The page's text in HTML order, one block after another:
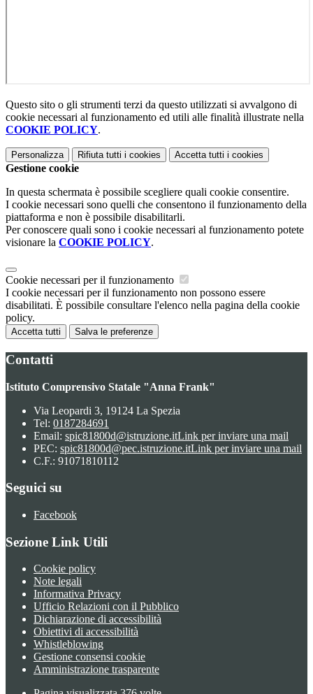
Questo sito o gli strumenti terzi da questo utilizzati si avvalgono di
cookie necessari al funzionamento ed utili alle finalità illustrate nella
COOKIE POLICY.
Personalizza Rifiuta tutti i cookies Accetta tutti i cookies
Gestione cookie
In questa schermata è possibile scegliere quali cookie consentire.
I cookie necessari sono quelli che consentono il funzionamento della
piattaforma e non è possibile disabilitarli.
Per conoscere quali sono i cookie necessari al funzionamento potete
visionare la COOKIE POLICY.
Cookie necessari per il funzionamento
I cookie necessari per il funzionamento non possono essere
disabilitati. È possibile consultare l'elenco nella pagina della cookie
policy.
Accetta tutti Salva le preferenze
Contatti
Istituto Comprensivo Statale "Anna Frank"
Via Leopardi 3, 19124 La Spezia
Tel: 0187284691
Email: spic81800d@istruzione.itLink per inviare una mail
PEC: spic81800d@pec.istruzione.itLink per inviare una mail
C.F.: 91071810112
Seguici su
Facebook
Sezione Link Utili
Cookie policy
Note legali
Informativa Privacy
Ufficio Relazioni con il Pubblico
Dichiarazione di accessibilità
Obiettivi di accessibilità
Whistleblowing
Gestione consensi cookie
Amministrazione trasparente